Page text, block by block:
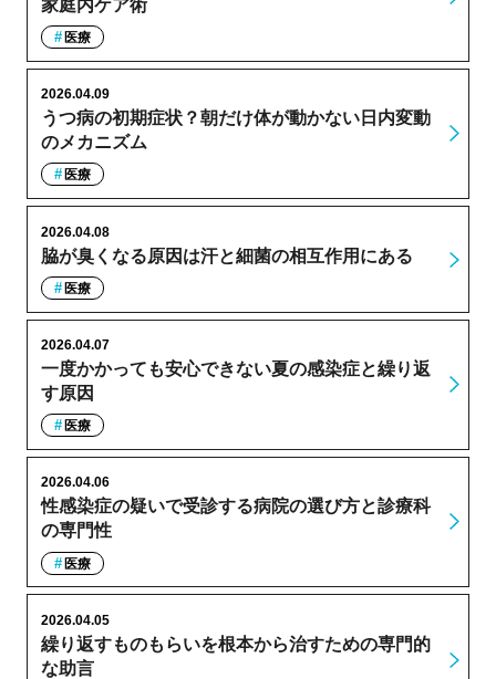
家庭内ケア術
医療
うつ病の初期症状？朝だけ体が動かない日内変動
のメカニズム
2026.04.09
医療
脇が臭くなる原因は汗と細菌の相互作用にある
2026.04.08
医療
一度かかっても安心できない夏の感染症と繰り返
す原因
2026.04.07
医療
性感染症の疑いで受診する病院の選び方と診療科
の専門性
2026.04.06
医療
繰り返すものもらいを根本から治すための専門的
な助言
2026.04.05